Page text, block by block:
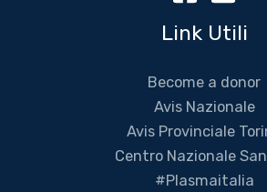
Link Utili
Become a donor
Avis Nazionale
Avis Provinciale
Centro Nazionale
#Plasmaitalia